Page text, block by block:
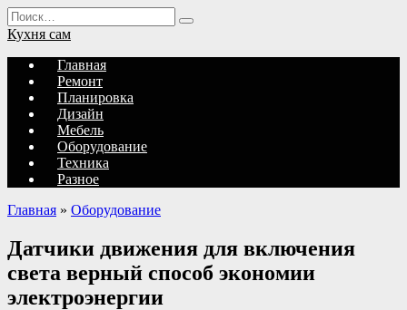
Перейти
к
содержанию
Search
for:
Кухня сам
Главная
Ремонт
Планировка
Дизайн
Мебель
Оборудование
Техника
Разное
Главная » Оборудование
Датчики движения для включения
света верный способ экономии
электроэнергии